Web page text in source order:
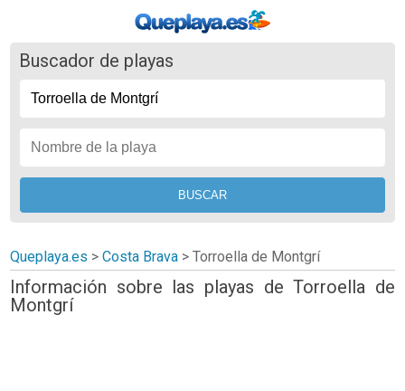
Buscador de playas
Queplaya.es >Costa Brava > Torroella de Montgrí
Información sobre las playas de Torroella de
Montgrí